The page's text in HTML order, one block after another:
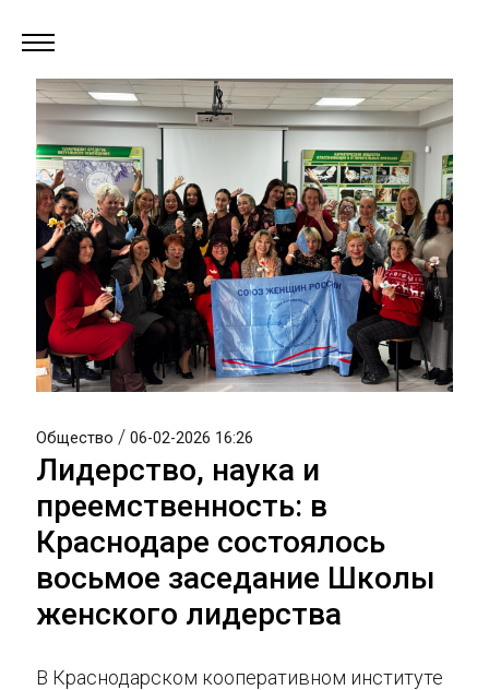
Общество / 06-02-2026 16:26
Лидерство, наука и
преемственность: в
Краснодаре состоялось
восьмое заседание Школы
женского лидерства
В Краснодарском кооперативном институте